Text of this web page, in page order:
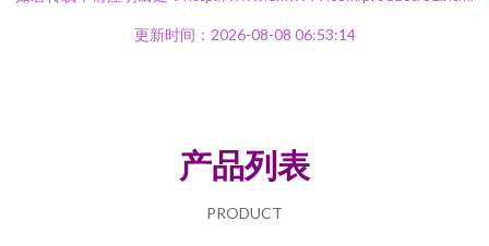
更新时间：2026-08-08 06:53:14
产品列表
PRODUCT